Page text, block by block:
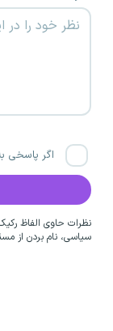
اگر پاسخی
نظرات حاوی الفاظ
سیاسی، نام بردن از